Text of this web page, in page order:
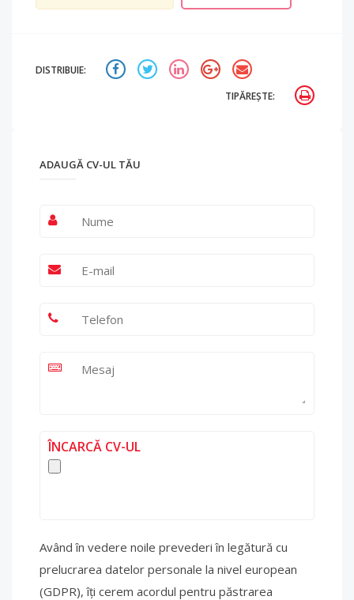
DISTRIBUIE:
TIPĂREȘTE:
ADAUGĂ CV-UL TĂU
ÎNCARCĂ CV-UL
Având în vedere noile prevederi în legătură cu
prelucrarea datelor personale la nivel european
(GDPR), îți cerem acordul pentru păstrarea